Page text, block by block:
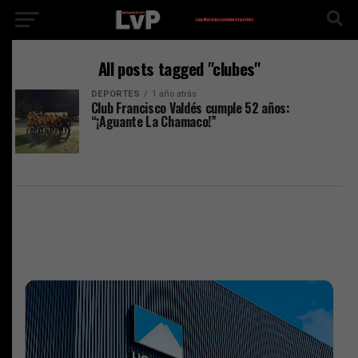
All posts tagged "clubes"
DEPORTES 1 año atrás
Club Francisco Valdés cumple 52 años:
“¡Aguante La Chamaco!”